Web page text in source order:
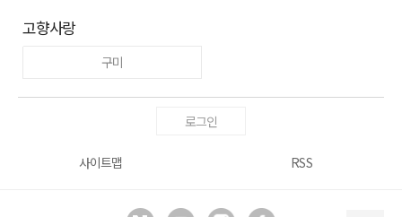
고향사랑
구미
로그인
사이트맵 RSS